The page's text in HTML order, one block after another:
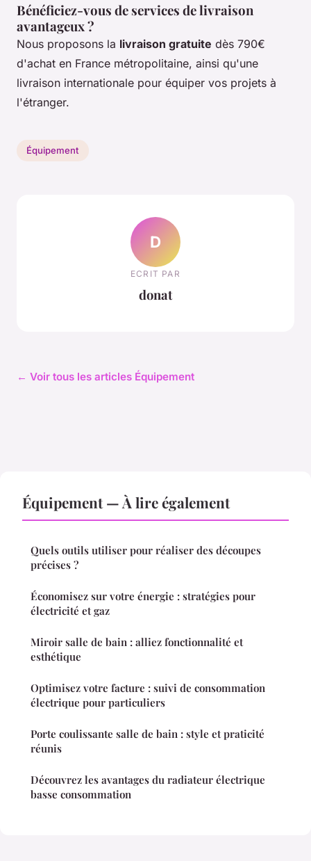
Bénéficiez-vous de services de livraison
avantageux ?
Nous proposons la livraison gratuite dès 790€
d'achat en France métropolitaine, ainsi qu'une
livraison internationale pour équiper vos projets à
l'étranger.
Équipement
D
ECRIT PAR
donat
← Voir tous les articles Équipement
Équipement — À lire également
Quels outils utiliser pour réaliser des découpes
précises ?
Économisez sur votre énergie : stratégies pour
électricité et gaz
Miroir salle de bain : alliez fonctionnalité et
esthétique
Optimisez votre facture : suivi de consommation
électrique pour particuliers
Porte coulissante salle de bain : style et praticité
réunis
Découvrez les avantages du radiateur électrique
basse consommation